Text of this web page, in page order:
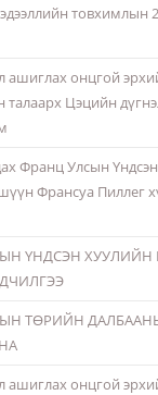
товхимлын
ашиглах онцгой
Цэцийн
Франц Улсын
Франсуа Пиллег
ҮНДСЭН
ТӨРИЙН
ашиглах онцгой